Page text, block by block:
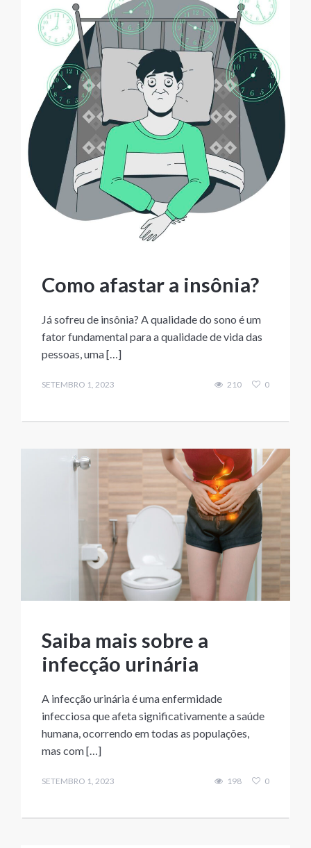
Como afastar a insônia?
Já sofreu de insônia? A qualidade do sono é um
fator fundamental para a qualidade de vida das
pessoas, uma […]
SETEMBRO 1, 2023 210 0
Saiba mais sobre a
infecção urinária
A infecção urinária é uma enfermidade
infecciosa que afeta significativamente a saúde
humana, ocorrendo em todas as populações,
mas com […]
SETEMBRO 1, 2023 198 0